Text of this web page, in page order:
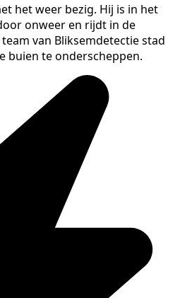
het weer bezig. Hij is in het
onweer en rijdt in de
van Bliksemdetectie stad
buien te onderscheppen.